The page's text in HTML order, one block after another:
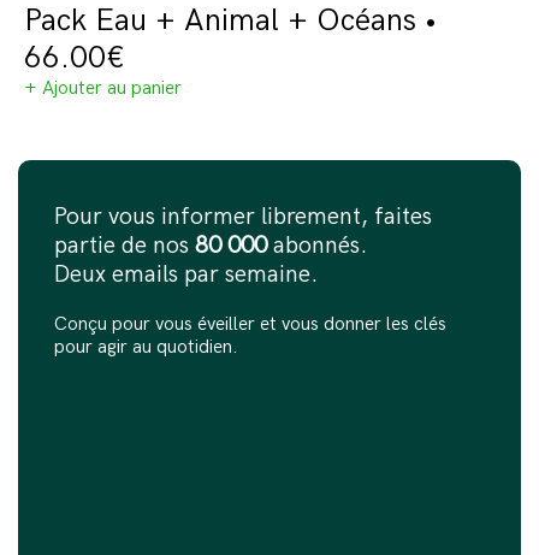
Pack Eau + Animal + Océans •
66.00€
+ Ajouter au panier
Pour vous informer librement, faites
partie de nos 80 000abonnés.
Deux emails par semaine.
Conçu pour vous éveiller et vous donner les clés
pour agir au quotidien.